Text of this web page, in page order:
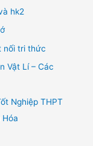
hk2
nối tri thức
Vật Lí – Các
Nghiệp THPT